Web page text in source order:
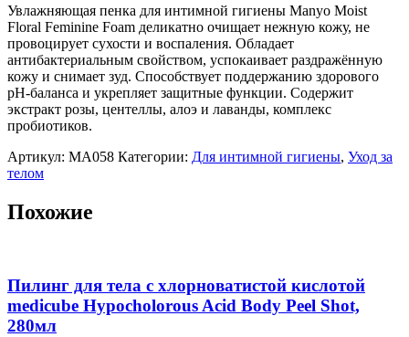
Manyo
Moist
Floral
Feminine
Foam,150мл
Увлажняющая пенка для интимной гигиены Manyo Moist
Floral Feminine Foam деликатно очищает нежную кожу, не
провоцирует сухости и воспаления. Обладает
антибактериальным свойством, успокаивает раздражённую
кожу и снимает зуд. Способствует поддержанию здорового
pH-баланса и укрепляет защитные функции. Содержит
экстракт розы, центеллы, алоэ и лаванды, комплекс
пробиотиков.
Артикул: MA058 Категории: Для интимной гигиены, Уход за
телом
Похожие
Пилинг для тела с хлорноватистой кислотой
medicube Hypocholorous Acid Body Peel Shot,
280мл